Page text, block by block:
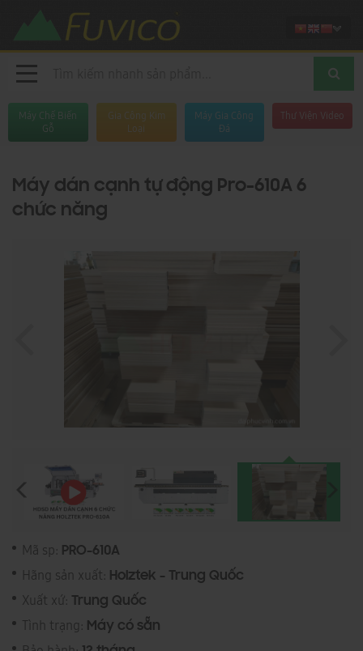
Máy Chế Biến
Gỗ
Gia Công Kim
Loại
Máy Gia Công
Đá
Thư Viện Video
Máy dán cạnh tự động Pro-610A 6
chức năng
Mã sp: PRO-610A
Hãng sản xuất: Holztek - Trung Quốc
Xuất xứ: Trung Quốc
Tình trạng: Máy có sẵn